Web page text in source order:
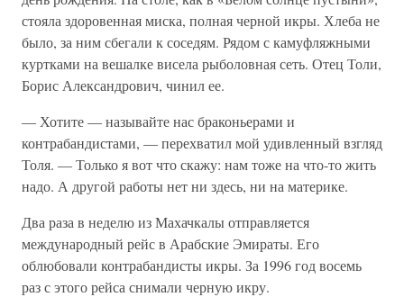
стояла здоровенная миска, полная черной икры. Хлеба не
было, за ним сбегали к соседям. Рядом с камуфляжными
куртками на вешалке висела рыболовная сеть. Отец Толи,
Борис Александрович, чинил ее.
— Хотите — называйте нас браконьерами и
контрабандистами, — перехватил мой удивленный взгляд
Толя. — Только я вот что скажу: нам тоже на что-то жить
надо. А другой работы нет ни здесь, ни на материке.
Два раза в неделю из Махачкалы отправляется
международный рейс в Арабские Эмираты. Его
облюбовали контрабандисты икры. За 1996 год восемь
раз с этого рейса снимали черную икру.